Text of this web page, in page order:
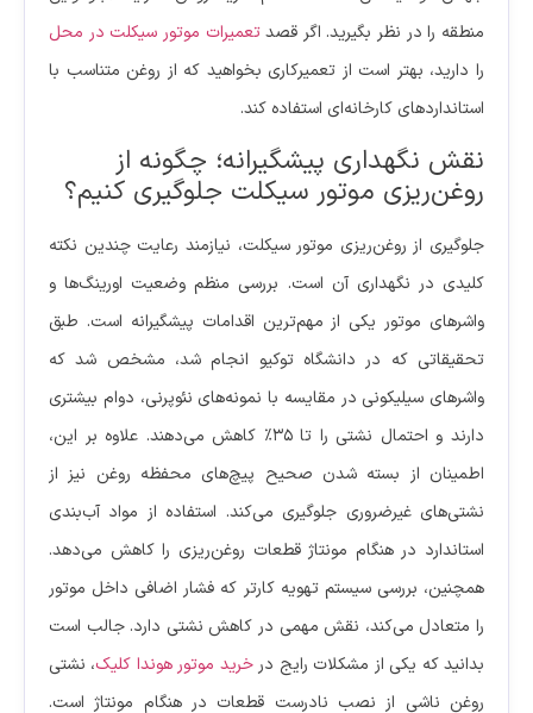
منطقه را در نظر بگیرید. اگر قصدتعمیرات موتور سیکلت در محل
را دارید، بهتر است از تعمیرکاری بخواهید که از روغن متناسب با
استانداردهای کارخانه‌ای استفاده کند.
نقش نگهداری پیشگیرانه؛ چگونه از
روغن‌ریزی موتور سیکلت جلوگیری کنیم؟
جلوگیری از روغن‌ریزی موتور سیکلت، نیازمند رعایت چندین نکته
کلیدی در نگهداری آن است. بررسی منظم وضعیت اورینگ‌ها و
واشرهای موتور یکی از مهم‌ترین اقدامات پیشگیرانه است. طبق
تحقیقاتی که در دانشگاه توکیو انجام شد، مشخص شد که
واشرهای سیلیکونی در مقایسه با نمونه‌های نئوپرنی، دوام بیشتری
دارند و احتمال نشتی را تا ۳۵٪ کاهش می‌دهند. علاوه بر این،
اطمینان از بسته شدن صحیح پیچ‌های محفظه روغن نیز از
نشتی‌های غیرضروری جلوگیری می‌کند. استفاده از مواد آب‌بندی
استاندارد در هنگام مونتاژ قطعات روغن‌ریزی را کاهش می‌دهد.
همچنین، بررسی سیستم تهویه کارتر که فشار اضافی داخل موتور
را متعادل می‌کند، نقش مهمی در کاهش نشتی دارد. جالب است
بدانید که یکی از مشکلات رایج درخرید موتور هوندا کلیک، نشتی
روغن ناشی از نصب نادرست قطعات در هنگام مونتاژ است.